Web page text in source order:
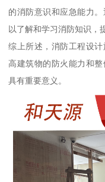
的消防意识和应急能力
以了解和学习消防知识，
综上所述，消防工程设
高建筑物的防火能力和
具有重要意义。